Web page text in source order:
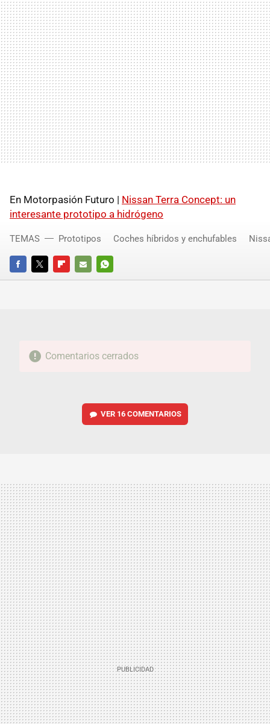
En Motorpasión Futuro | Nissan Terra Concept: un
interesante prototipo a hidrógeno
FACEBOOKTWITTERFLIPBOARD
E-
WHATSAPP
TEMAS Prototipos Coches híbridos y enchufables
Comentarios cerrados
VER 16 COMENTARIOS